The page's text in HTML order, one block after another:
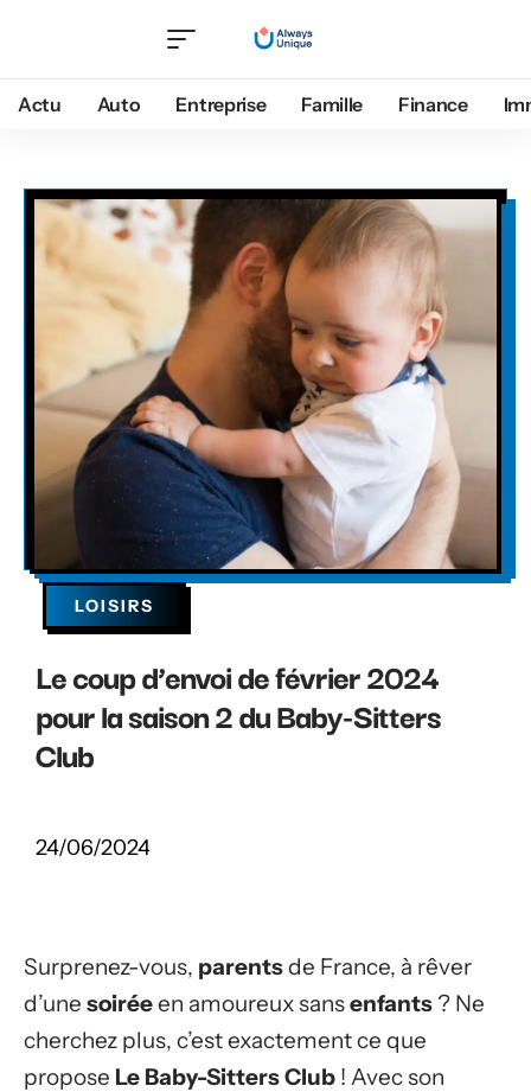
Actu Auto Entreprise Famille Finance
LOISIRS
Le coup d’envoi de février 2024
pour la saison 2 du Baby-Sitters
Club
24/06/2024
Surprenez-vous, parentsde France, à rêver
d’une soiréeen amoureux sansenfants ? Ne
cherchez plus, c’est exactement ce que
propose Le Baby-Sitters Club ! Avec son